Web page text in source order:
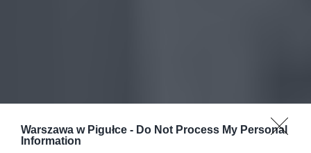
Warszawa w Pigułce - Do Not Process My Personal
Information